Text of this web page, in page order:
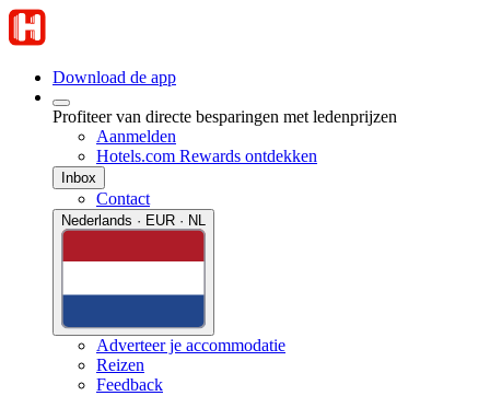
Download de app
Profiteer van directe besparingen met ledenprijzen
Aanmelden
Hotels.com Rewards ontdekken
Inbox
Contact
Nederlands · EUR · NL
Adverteer je accommodatie
Reizen
Feedback